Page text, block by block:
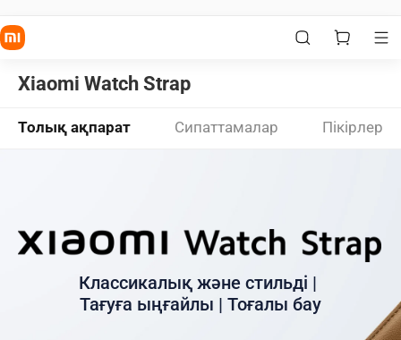
Xiaomi Watch Strap
Толық ақпарат Сипаттамалар Пікірлер
Классикалық және стильді |
Тағуға ыңғайлы | Тоғалы бау